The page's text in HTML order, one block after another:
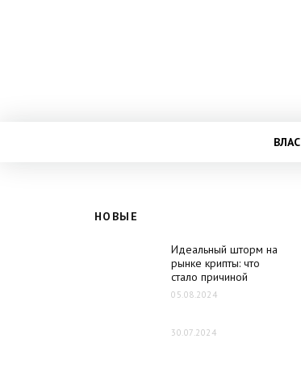
НОВЫЕ
Идеальный шторм на
рынке крипты: что
стало причиной
05.08.2024
30.07.2024